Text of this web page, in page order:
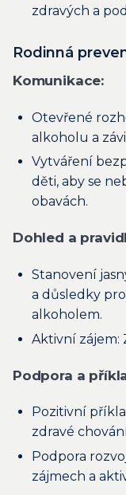
zdravých a
Rodinná
Komunikace:
Otevřené
alkoholu a
Vytváření
děti, aby se
obavách.
Dohled a
Stanovení
a důsledky
alkoholem.
Aktivní zájem:
Podpora a
Pozitivní
zdravé
Podpora
zájmech a